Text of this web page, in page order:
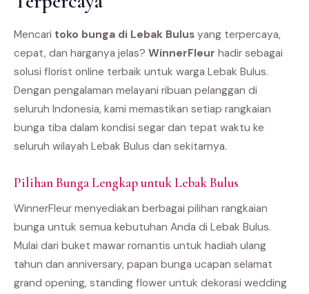
Mencari toko bunga di Lebak Bulus yang terpercaya,
cepat, dan harganya jelas? WinnerFleur hadir sebagai
solusi florist online terbaik untuk warga Lebak Bulus.
Dengan pengalaman melayani ribuan pelanggan di
seluruh Indonesia, kami memastikan setiap rangkaian
bunga tiba dalam kondisi segar dan tepat waktu ke
seluruh wilayah Lebak Bulus dan sekitarnya.
Pilihan Bunga Lengkap untuk Lebak Bulus
WinnerFleur menyediakan berbagai pilihan rangkaian
bunga untuk semua kebutuhan Anda di Lebak Bulus.
Mulai dari buket mawar romantis untuk hadiah ulang
tahun dan anniversary, papan bunga ucapan selamat
grand opening, standing flower untuk dekorasi wedding